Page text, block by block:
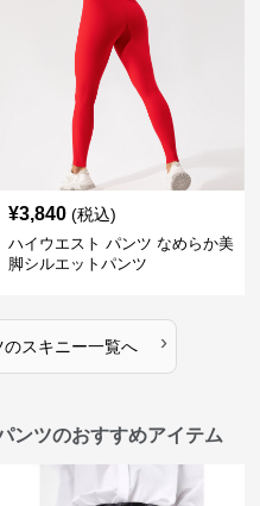
¥3,840 (税込)
ハイウエスト パンツ なめらか美
脚シルエットパンツ
のスキニー一覧へ ›
ンツのおすすめアイテム